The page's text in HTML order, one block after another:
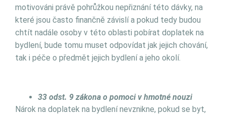
motivováni právě pohrůžkou nepřiznání této dávky, na
které jsou často finančně závislí a pokud tedy budou
chtít nadále osoby v této oblasti pobírat doplatek na
bydlení, bude tomu muset odpovídat jak jejich chování,
tak i péče o předmět jejich bydlení a jeho okolí.
33 odst. 9 zákona o pomoci v hmotné nouzi
Nárok na doplatek na bydlení nevznikne, pokud se byt,